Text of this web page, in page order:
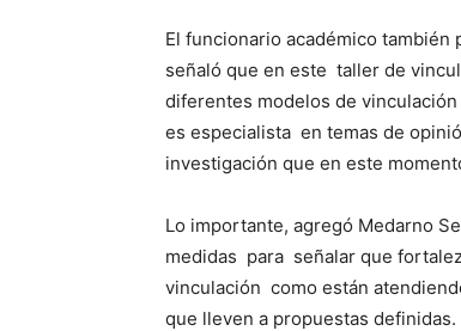
El funcionario académico también
señaló que en este taller de
diferentes modelos de
es especialista en temas de
investigación que en este
Lo importante, agregó Medarno
medidas para señalar que
vinculación como están
que lleven a propuestas definidas.